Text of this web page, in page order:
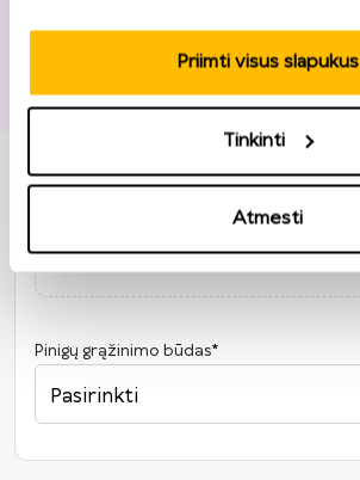
Priimti visus slapukus
Tinkinti
Atmesti
Pridėti prekę
Pinigų grąžinimo būdas*
Pasirinkti